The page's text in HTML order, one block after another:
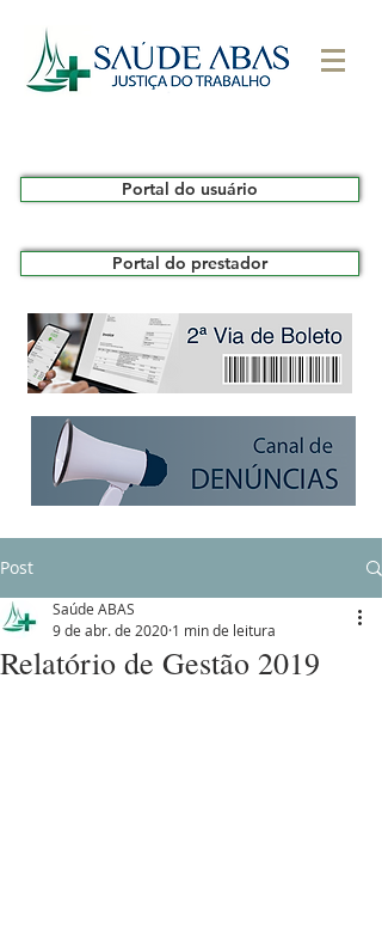
Portal do usuário
Portal do prestador
Post
Relatório de Gestão 2019
Saúde ABAS
9 de abr. de 2020 1 min de leitura